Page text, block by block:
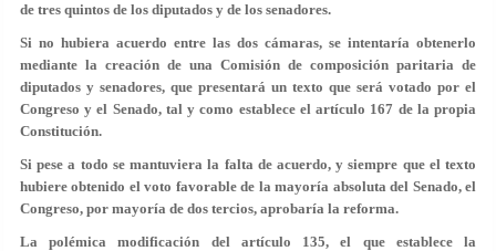
de tres quintos de los diputados y de los senadores.
Si no hubiera acuerdo entre las dos cámaras, se intentaría obtenerlo
mediante la creación de una Comisión de composición paritaria de
diputados y senadores, que presentará un texto que será votado por el
Congreso y el Senado, tal y como establece el artículo 167 de la propia
Constitución.
Si pese a todo se mantuviera la falta de acuerdo, y siempre que el texto
hubiere obtenido el voto favorable de la mayoría absoluta del Senado, el
Congreso, por mayoría de dos tercios, aprobaría la reforma.
La polémica modificación del artículo 135, el que establece la